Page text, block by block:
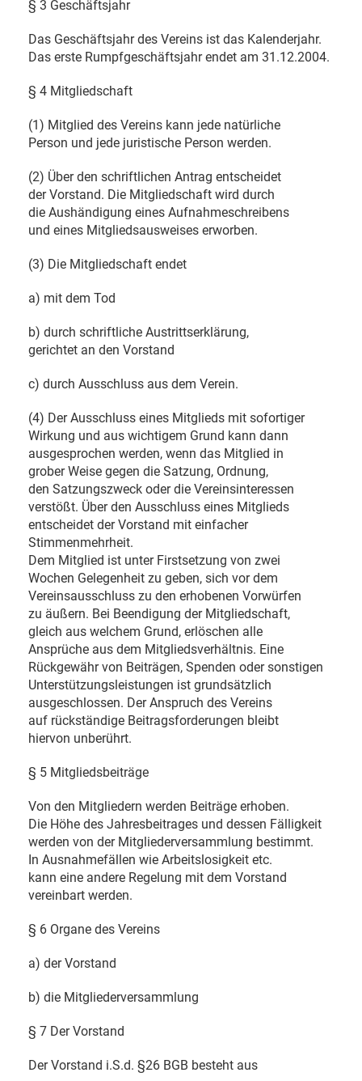
§ 3 Geschäftsjahr
Das Geschäftsjahr des Vereins ist das Kalenderjahr.
Das erste Rumpfgeschäftsjahr endet am 31.12.2004.
§ 4 Mitgliedschaft
(1) Mitglied des Vereins kann jede natürliche
Person und jede juristische Person werden.
(2) Über den schriftlichen Antrag entscheidet
der Vorstand. Die Mitgliedschaft wird durch
die Aushändigung eines Aufnahmeschreibens
und eines Mitgliedsausweises erworben.
(3) Die Mitgliedschaft endet
a) mit dem Tod
b) durch schriftliche Austrittserklärung,
gerichtet an den Vorstand
c) durch Ausschluss aus dem Verein.
(4) Der Ausschluss eines Mitglieds mit sofortiger
Wirkung und aus wichtigem Grund kann dann
ausgesprochen werden, wenn das Mitglied in
grober Weise gegen die Satzung, Ordnung,
den Satzungszweck oder die Vereinsinteressen
verstößt. Über den Ausschluss eines Mitglieds
entscheidet der Vorstand mit einfacher
Stimmenmehrheit.
Dem Mitglied ist unter Firstsetzung von zwei
Wochen Gelegenheit zu geben, sich vor dem
Vereinsausschluss zu den erhobenen Vorwürfen
zu äußern. Bei Beendigung der Mitgliedschaft,
gleich aus welchem Grund, erlöschen alle
Ansprüche aus dem Mitgliedsverhältnis. Eine
Rückgewähr von Beiträgen, Spenden oder sonstigen
Unterstützungsleistungen ist grundsätzlich
ausgeschlossen. Der Anspruch des Vereins
auf rückständige Beitragsforderungen bleibt
hiervon unberührt.
§ 5 Mitgliedsbeiträge
Von den Mitgliedern werden Beiträge erhoben.
Die Höhe des Jahresbeitrages und dessen Fälligkeit
werden von der Mitgliederversammlung bestimmt.
In Ausnahmefällen wie Arbeitslosigkeit etc.
kann eine andere Regelung mit dem Vorstand
vereinbart werden.
§ 6 Organe des Vereins
a) der Vorstand
b) die Mitgliederversammlung
§ 7 Der Vorstand
Der Vorstand i.S.d. §26 BGB besteht aus